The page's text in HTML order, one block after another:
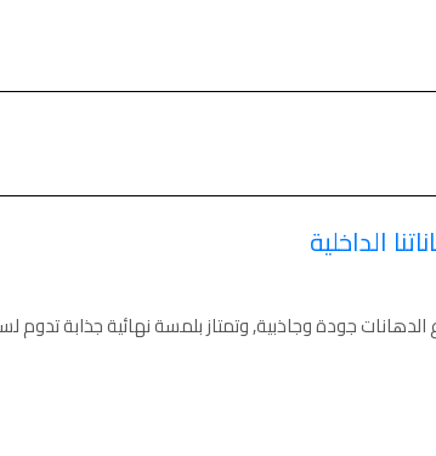
الداخلية
الدهانات جودة وجاذبية, وتمتاز بلمسة نهائية جذابة تدوم